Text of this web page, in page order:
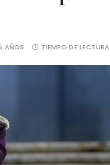
AÑOS TIEMPO DE